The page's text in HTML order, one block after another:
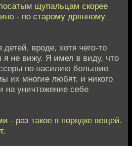
щупальцам скорее
- по старому дрянному
вроде, хотя чего-то
я не вижу. Я имел в виду, что
по насилию большие
их многие любят, и никого
на уничтожение себе
- раз такое в порядке вещей.